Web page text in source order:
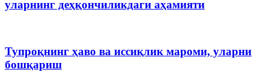
уларнинг деҳқончиликдаги аҳамияти
Тупроқнинг ҳаво ва иссиқлик мароми, уларни
бошқариш